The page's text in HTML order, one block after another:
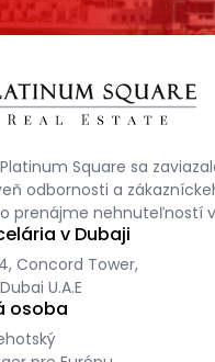
Square sa
odbornosti a
prenájme nehnuteľností
v Dubaji
Concord Tower,
U.A.E
osoba